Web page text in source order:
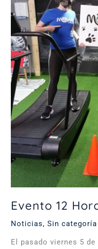
Evento 12
Noticias,Sin categoría
El pasado viernes 5